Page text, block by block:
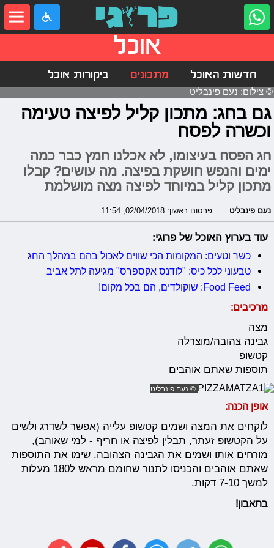
אוכל
חדשות האוכל מתכונים ביקורות אוכל
© צילום: נעם פינבליט
גם בחג: מתכון קליל לפיצה טעימה
וכשרה לפסח
חג הפסח בעיצומו, לא אכלנו חמץ כבר כמה
ימים והנפש חושקת בפיצה. מה עושים? קבלו
מתכון קליל במיוחד לפיצה מצה מושלמת
נעם פינבליט פרסום ראשון: 02/04/2018, 11:54
עוד בערוץ האוכל של פרוגי:
כשר וטעים: המקומות הכי שווים לאכול בהם במהלך החג
טבעוני לכל כיס: "לודנס אקספרס" מגיעה לתל אביב
Food Feed: שוקולדים, הם בכל מקום!
מרכיבים:
מצה
גבינה צהובה/מוצרלה
קטשופ
תוספות שאתם אוהבים
© נעם פינבליט
אופן הכנה:
לוקחים את המצה ושמים קטשופ עלייה (אפשר לשדרג ולשים
על הקטשופ זעתר, תבלין לפיצה או חריף - למי שאוהב),
מורחים אותו ושמים את הגבינה הצהובה. שימו את התוספות
שאתם אוהבים והכניסו לתנור שחומם מראש ל180 מעלות
למשך 7-10 דקות.
בתאבון!